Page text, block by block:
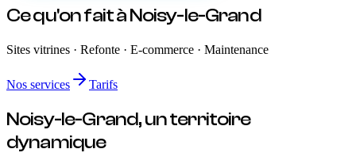
Ce qu'on faità Noisy-le-Grand
Sites vitrines · Refonte · E-commerce · Maintenance
Nos services Tarifs
Noisy-le-Grand, un territoire
dynamique